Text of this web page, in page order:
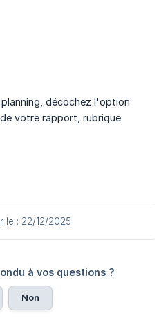
décochez l'option
votre rapport, rubrique
le : 22/12/2025
à vos questions ?
Non